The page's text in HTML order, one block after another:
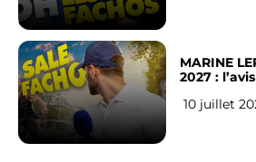
MARINE
2027 :
10 juillet